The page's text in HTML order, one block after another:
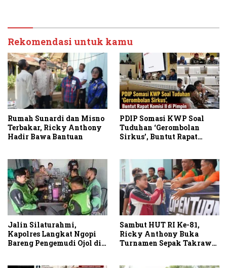
Rekomendasi untuk kamu
Rumah Sunardi dan Misno
Terbakar, Ricky Anthony
Hadir Bawa Bantuan
PDIP Somasi KWP Soal
Tuduhan ‘Gerombolan
Sirkus’, Buntut Rapat
Jalin Silaturahmi,
Kapolres Langkat Ngopi
Bareng Pengemudi Ojol di
Sambut HUT RI Ke-81,
Ricky Anthony Buka
Turnamen Sepak Takraw